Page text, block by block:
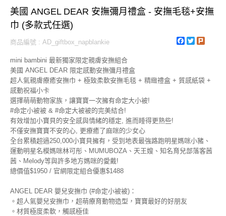
美國 ANGEL DEAR 安撫彌月禮盒 - 安撫毛毯+安撫
巾 (多款式任選)
Facebook
Twitter
商品編號 : AD_giftbox_napblankie
mini bambini 最新獨家限定親膚安撫組合
美國 ANGEL DEAR 限定感動安撫彌月禮盒
超人氣親膚療癒安撫巾 + 極致柔軟安撫毛毯 + 精緻禮盒 + 質感紙袋 +
感動祝福小卡
選擇萌萌動物家族，讓寶寶一次擁有命定大小被!
#命定小被被 & #命定大被被的完美結合!
有效增加小寶貝的安全感與情緒的穩定, 進而睡得更熟些!
不僅安撫寶寶不安的心, 更療癒了麻咪的少女心
全台累積超過250,000小寶貝擁有，受到地表最強路跑明星媽咪小豬、
運動明星名模媽咪林可彤、MUMUBOZA、天王嫂、知名育兒部落客茜
茜、Melody等與許多地方媽咪的愛戴!
總價值$1950 / 官網限定組合優惠$1488
ANGEL DEAR 嬰兒安撫巾 (#命定小被被)：
。超人氣嬰兒安撫巾，超萌療育動物造型，寶寶最好的好朋友
。材質極度柔軟，觸感極佳